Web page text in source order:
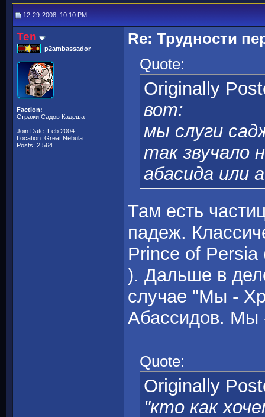
12-29-2008, 10:10 PM
Ten
p2ambassador
Faction:
Стражи Садов Кадеша
Join Date: Feb 2004
Location: Great Nebula
Posts: 2,564
Re: Трудности
Quote:
Originally
вот:
мы слуги
так звучало
абасида или
Там есть
падеж.
Prince of
). Дальше в
случае "Мы -
Абассидов. Мы
Quote:
Originally
"кто как